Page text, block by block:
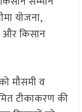
योजना,
और किसान
मौसमी व
टीकाकरण की